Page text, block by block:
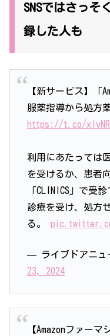
SNSではさっそ
録した人も
【新サービス】「
服薬指導から処方
https://t.co/
利用にあたっては
を受けるか、患者
「CLINICS」で受
診療を受け、処方
る。
— ライブドアニュ
23, 2024
【Amazonファーマ